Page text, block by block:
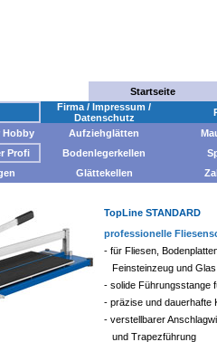
Startseite
Firma / Impressum /
Datenschutz
Hobby
Aufziehglätten
Profi
Bodenlegerkellen
Glättekellen
TopLine STANDARD
professionelle
- für Fliesen,
Feinsteinzeug und Glas
- solide Führungsstange
- präzise und dauerhafte
- verstellbarer
und Trapezführung